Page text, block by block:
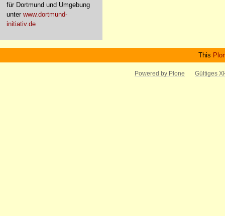
für Dortmund und Umgebung
unter www.dortmund-
initiativ.de
This
Powered by Plone Gültiges